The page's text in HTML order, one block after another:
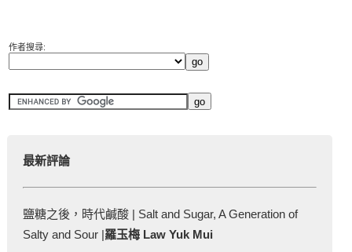
作者搜尋:
最新評論
鹽糖之後，時代鹹酸 | Salt and Sugar, A Generation of
Salty and Sour |羅玉梅 Law Yuk Mui